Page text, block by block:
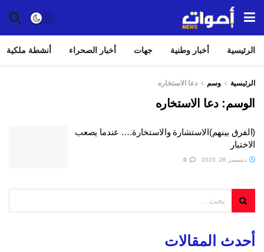
الرئيسية أخبار وطنية جهات أخبار الصحراء أنشطة ملكية
الرئيسية وسم دعا الاستخاره
الوسم:دعا الاستخاره
(الفرق بينهم)الاستشارة والاستخارة…. عندما يصعب
الاختيار
ديسمبر 26, 2023
أحدث المقالات